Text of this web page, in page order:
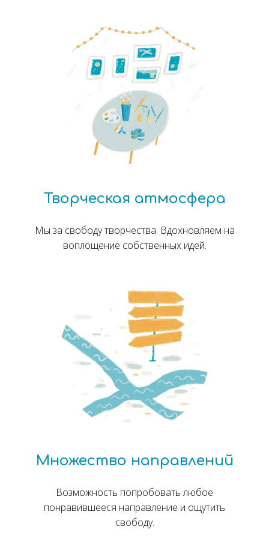
Творческая атмосфера
Мы за свободу творчества. Вдохновляем на
воплощение собственных идей.
Множество направлений
Возможность попробовать любое
понравившееся направление и ощутить
свободу.